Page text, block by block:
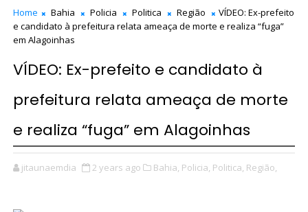
Home Bahia Policia Politica Região
VÍDEO: Ex-prefeito
e candidato à prefeitura relata ameaça de morte e realiza “fuga”
em Alagoinhas
VÍDEO: Ex-prefeito e candidato à
prefeitura relata ameaça de morte
e realiza “fuga” em Alagoinhas
jitaunaemdia 2 years ago Bahia, Policia, Politica, Região,